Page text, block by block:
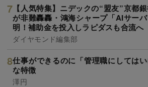
【人気特集】ニデックの“盟友”京都
が非難轟轟・鴻海シャープ「AIサー
明！補助金を投入しラピダスも合流へ
ダイヤモンド編集部
仕事ができるのに「管理職にしては
な特徴
澤円